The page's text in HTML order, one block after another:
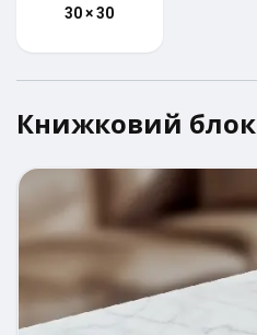
30 × 30
Книжковий блок